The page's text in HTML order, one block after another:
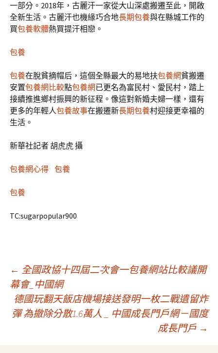
一部分。2018年，古麗汗一家從大山深處搬遷至此，開啟
全新生活。古麗汗也機緣巧合地長期包養與在縣城工作的
買包養軟體熱買提汗相戀。
包養
包養在脫貧摘帽后，這個全縣最大的易地扶包養網貧搬遷
安置包養網比較點包養網已更名為富民村、愛民村，踏上
接續推進鄉村振興的新征程。像這對新婚夫婦一樣，還有
更多的年輕人包養故事在搬遷新長期包養村迎接更幸福的
生活。
新華社記者 胡虎虎 攝
包養網心得 包養
包養
TC:sugarpopular900
文
章
導
← 全國政協十四屆二次會一包養網站比較議開
幕會_中國網
德國玩翻天飯店機場接送發明一枚二戰遺留炸
彈 為撤除分散1.6萬人 _ 中國成長門戶網－國度
成長門戶 →